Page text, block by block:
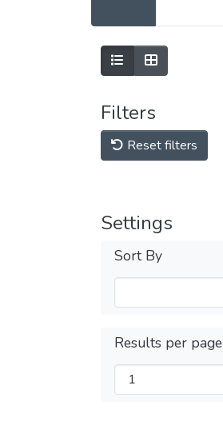
Filters
Reset filters
Settings
Sort By
Results per page